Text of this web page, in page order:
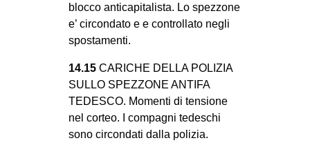
blocco anticapitalista. Lo spezzone
e’ circondato e e controllato negli
spostamenti.
14.15 CARICHE DELLA POLIZIA
SULLO SPEZZONE ANTIFA
TEDESCO. Momenti di tensione
nel corteo. I compagni tedeschi
sono circondati dalla polizia.